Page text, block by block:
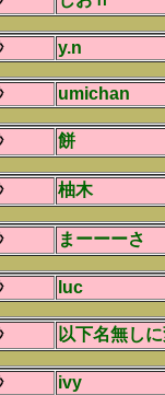
y.n
umichan
餅
柚木
まーーーさ
luc
以下名無し
ivy